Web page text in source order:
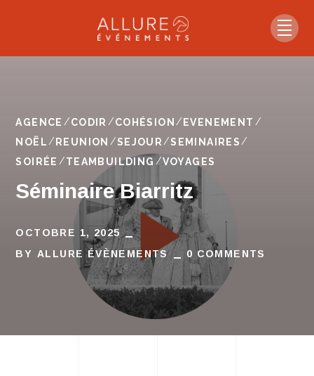
AGENCE CODIR COHÉSION
EVENEMENT
NOËL
REUNION SEJOUR
SEMINAIRES
SOIRÉE
TEAMBUILDING VOYAGES
Séminaire Biarritz
OCTOBRE 1, 2025
BY
ALLURE ÉVÈNEMENTS 0 COMMENTS